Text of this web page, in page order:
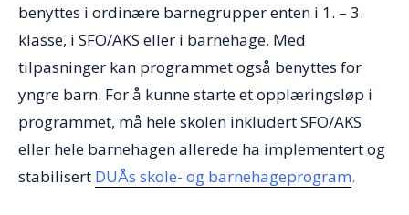
benyttes i ordinære barnegrupper enten i 1. – 3.
klasse, i SFO/AKS eller i barnehage. Med
tilpasninger kan programmet også benyttes for
yngre barn. For å kunne starte et opplæringsløp i
programmet, må hele skolen inkludert SFO/AKS
eller hele barnehagen allerede ha implementert og
stabilisert DUÅs skole- og barnehageprogram.